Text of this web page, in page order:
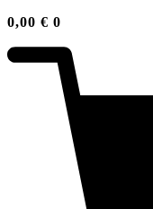
0,00 € 0